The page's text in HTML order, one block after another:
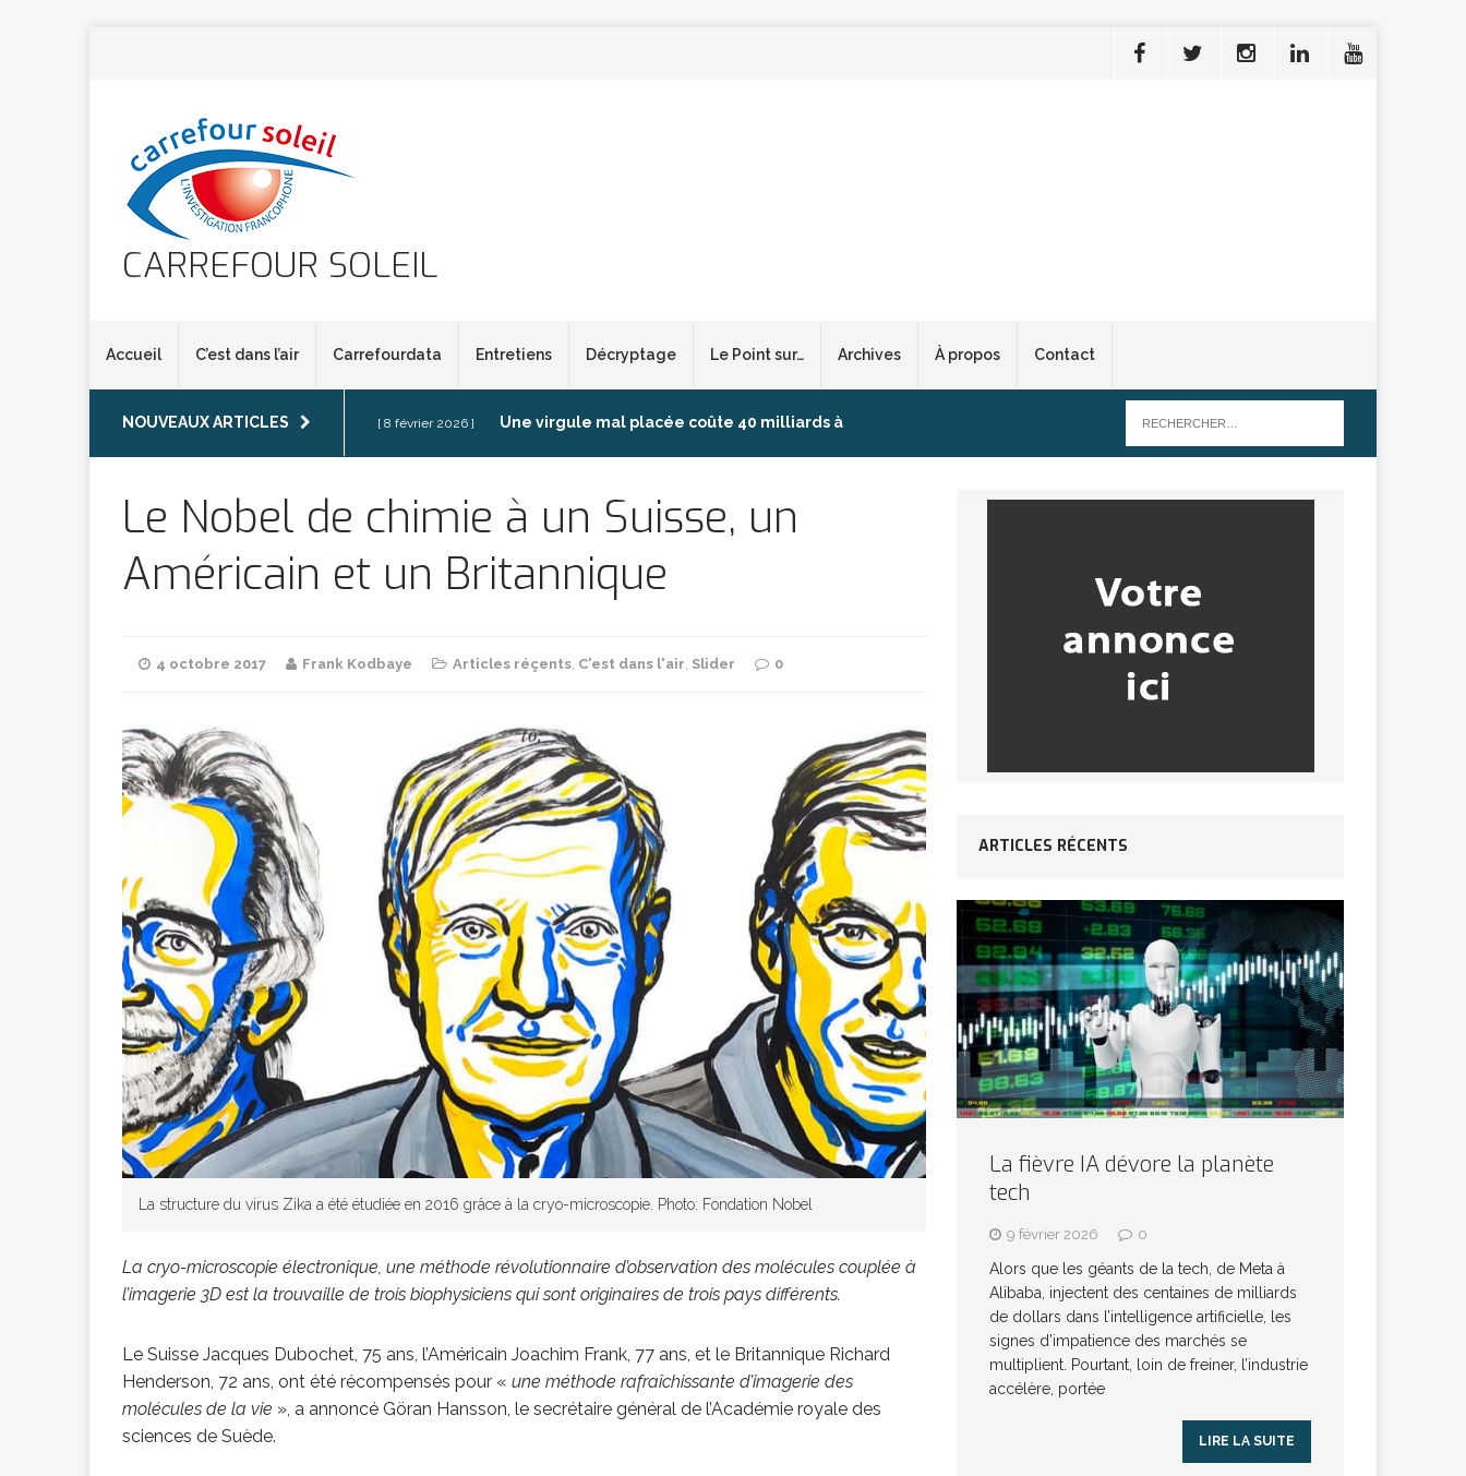
CARREFOUR SOLEIL
Accueil C’est dans l’air Carrefourdata Entretiens Décryptage Le Point sur… Archives À propos Contact
NOUVEAUX ARTICLES [ 8 février 2026 ] Une virgule mal placée coûte 40 milliards à
[ 8 février 2026 ] Afrique du Sud : la faune reprend sa valeur
[ 7 février 2026 ] Et si le temps n’existait pas ? ARTICLES RÉÇENTS
[ 6 février 2026 ] Le régime méditerranéen : un bouclier contre
l’AVC chez les femmes ARTICLES RÉÇENTS
[ 5 février 2026 ] Énergie solaire : l’Afrique passe de la pénurie à
l’ambition ARTICLES RÉÇENTS
[ 2 février 2026 ] Washington refuse de payer et met l’ONU en péril
financier ARTICLES RÉÇENTS
[ 15 octobre 2025 ] Madagascar : Rajoelina chassé par « ses »
[ 23 septembre 2025 ] Les budgets militaires asphyxient le
Le Nobel de chimie à un Suisse, un
Américain et un Britannique
4 octobre 2017 Frank Kodbaye Articles réçents, C'est dans l'air, Slider 0
La structure du virus Zika a été étudiée en 2016 grâce à la cryo-microscopie. Photo: Fondation Nobel
La cryo-microscopie électronique, une méthode révolutionnaire d’observation des molécules couplée à
l’imagerie 3D est la trouvaille de trois biophysiciens qui sont originaires de trois pays différents.
Le Suisse Jacques Dubochet, 75 ans, l’Américain Joachim Frank, 77 ans, et le Britannique Richard
Henderson, 72 ans, ont été récompensés pour « une méthode rafraîchissante d’imagerie des
molécules de la vie », a annoncé Göran Hansson, le secrétaire général de l’Académie royale des
sciences de Suède.
ARTICLES RÉCENTS
La fièvre IA dévore la planète
tech
9 février 2026 0
Alors que les géants de la tech, de Meta à
Alibaba, injectent des centaines de milliards
de dollars dans l’intelligence artificielle, les
signes d’impatience des marchés se
multiplient. Pourtant, loin de freiner, l’industrie
accélère, portée
LIRE LA SUITE